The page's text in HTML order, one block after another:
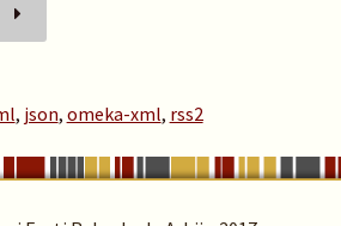
, json, omeka-xml, rss2